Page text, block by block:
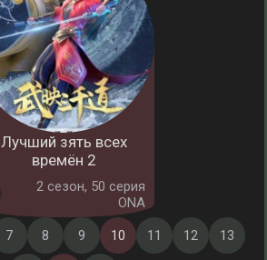
Лучший зять всех
времён 2
2 cезон, 50 серия
ONA
7 8 9 10 11 12 13